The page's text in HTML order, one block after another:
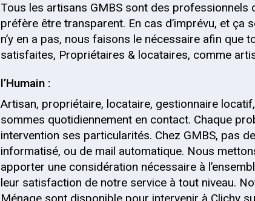
Tous les artisans GMBS sont des professionnels
préfère être transparent. En cas d’imprévu, et ça
n’y en a pas, nous faisons le nécessaire afin que
satisfaites, Propriétaires & locataires, comme
l’Humain :
Artisan, propriétaire, locataire, gestionnaire
sommes quotidiennement en contact. Chaque
intervention ses particularités. Chez GMBS, pas
informatisé, ou de mail automatique. Nous
apporter une considération nécessaire à
leur satisfaction de notre service à tout niveau.